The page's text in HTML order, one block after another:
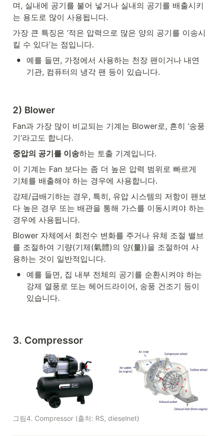
며, 실내에 공기를 불어 넣거나 실내의 공기를 배출시키
는 용도로 많이 사용됩니다.
가장 큰 특징은 ‘적은 압력으로 많은 양의 공기를 이송시
킬 수 있다’는 점입니다.
•
예를 들면, 가정에서 사용하는 천장 팬이거나 내연
기관, 컴퓨터의 냉각 팬 등이 있습니다.
2) Blower
Fan과 가장 많이 비교되는 기계는 Blower로, 흔히 ‘송풍
기’라고도 합니다.
중압의 공기를 이송하는 토출 기계입니다.
이 기계는 Fan 보다는 좀 더 높은 압력 범위로 빠르게
기체를 배출해야 하는 경우에 사용합니다.
강제/급배기하는 경우, 특히, 유압 시스템의 저항이 팬보
다 높은 경우 또는 배관을 통해 가스를 이동시켜야 하는
경우에 사용됩니다.
Blower 자체에서 회전수 변화를 주거나 유체 조절 밸브
를 조절하여 기량(기체(氣體)의 양(量))을 조절하여 사
용하는 것이 일반적입니다.
•
예를 들면, 집 내부 전체의 공기를 순환시켜야 하는
강제 열풍로 또는 헤어드라이어, 송풍 건조기 등이
있습니다.
3. Compressor
그림4. Compressor (출처: RS, dieselnet)